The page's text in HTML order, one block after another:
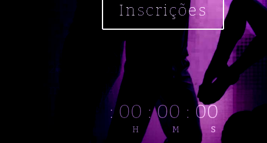
Inscrições
20% desconto “dia
mundial da dança”
: 00 : 00 : 00